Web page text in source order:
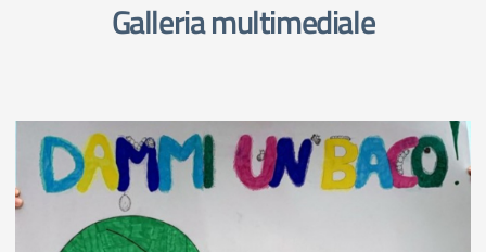
Galleria multimediale